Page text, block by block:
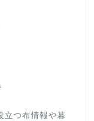
立つ布情報や暮